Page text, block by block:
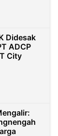
Didesak
ADCP
City